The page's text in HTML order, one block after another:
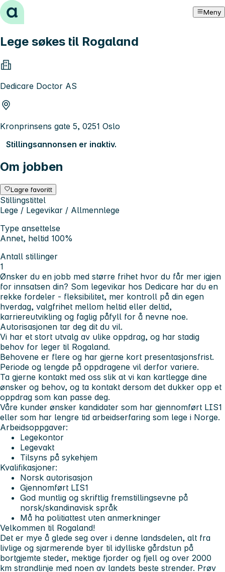
Hopp til innhold Meny
Lege søkes til Rogaland
Dedicare Doctor AS
Kronprinsens gate 5, 0251 Oslo
Stillingsannonsen er inaktiv.
Om jobben
Lagre favoritt
Stillingstittel
Lege / Legevikar / Allmennlege
Type ansettelse
Annet, heltid 100%
Antall stillinger
1
Ønsker du en jobb med større frihet hvor du får mer igjen
for innsatsen din? Som legevikar hos Dedicare har du en
rekke fordeler - fleksibilitet, mer kontroll på din egen
hverdag, valgfrihet mellom heltid eller deltid,
karriereutvikling og faglig påfyll for å nevne noe.
Autorisasjonen tar deg dit du vil.
Vi har et stort utvalg av ulike oppdrag, og har stadig
behov for leger til Rogaland.
Behovene er flere og har gjerne kort presentasjonsfrist.
Periode og lengde på oppdragene vil derfor variere.
Ta gjerne kontakt med oss slik at vi kan kartlegge dine
ønsker og behov, og ta kontakt dersom det dukker opp et
oppdrag som kan passe deg.
Våre kunder ønsker kandidater som har gjennomført LIS1
eller som har lengre tid arbeidserfaring som lege i Norge.
Arbeidsoppgaver:
Legekontor
Legevakt
Tilsyns på sykehjem
Kvalifikasjoner:
Norsk autorisasjon
Gjennomført LIS1
God muntlig og skriftlig fremstillingsevne på
norsk/skandinavisk språk
Må ha politiattest uten anmerkninger
Velkommen til Rogaland!
Det er mye å glede seg over i denne landsdelen, alt fra
livlige og sjarmerende byer til idylliske gårdstun på
bortgjemte steder, mektige fjorder og fjell og over 2000
km strandlinje med noen av landets beste strender. Prøv